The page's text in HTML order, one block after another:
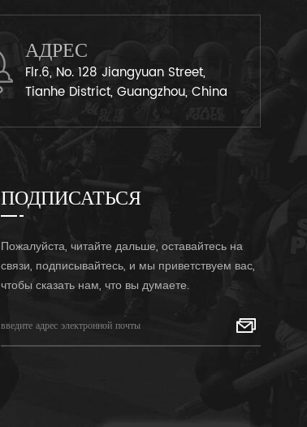
АДРЕС
Flr.6, No. 128 Jiangyuan Street,
Tianhe District, Guangzhou, China
ПОДПИСАТЬСЯ
Пожалуйста, читайте дальше, оставайтесь на
связи, подписывайтесь, и мы приветствуем вас,
чтобы сказать нам, что вы думаете.